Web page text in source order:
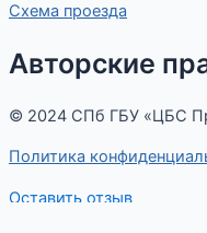
Схема проезда
Авторские
© 2024 СПб ГБУ «ЦБС
Политика
Оставить отзыв